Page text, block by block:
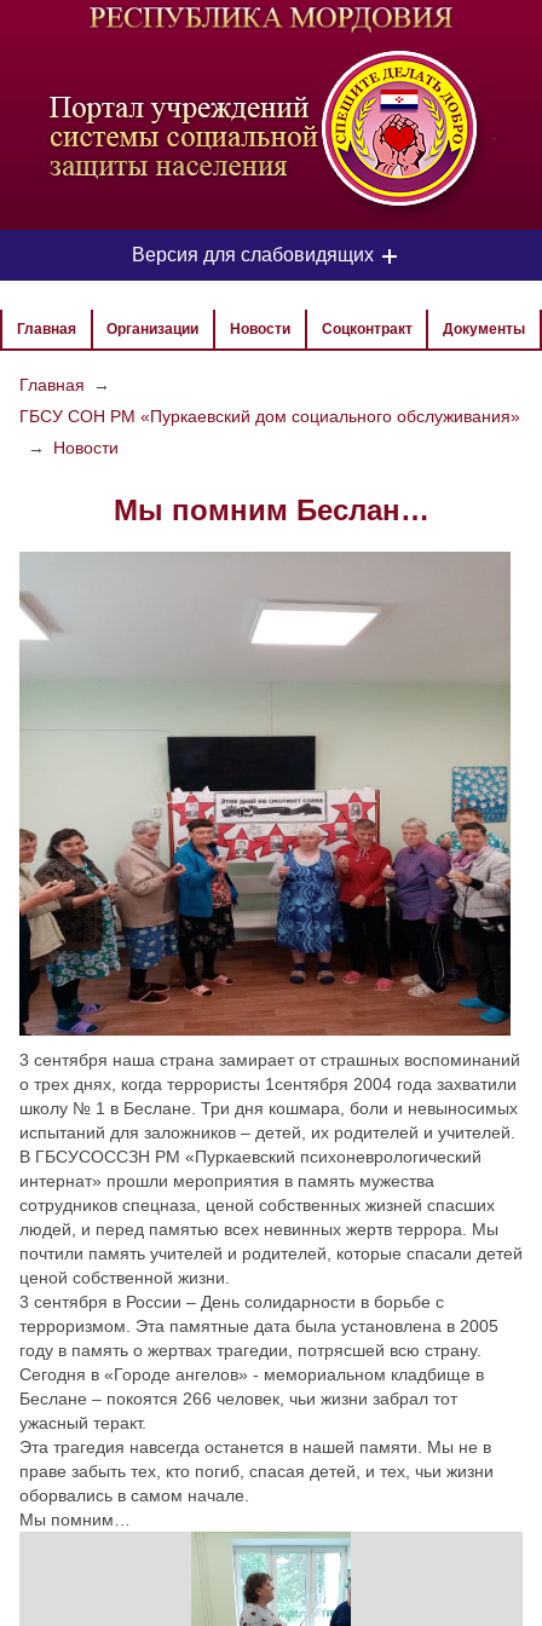
-
Версия для слабовидящих
ЦВЕТОВАЯ СХЕМА
РАЗМЕР ТЕКСТА
Настройки по умолчанию
Главная Организации Новости Соцконтракт Документы
Главная
→
ГБСУ СОН РМ «Пуркаевский дом социального обслуживания»
→
Новости
Мы помним Беслан…
3 сентября наша страна замирает от страшных воспоминаний
о трех днях, когда террористы 1сентября 2004 года захватили
школу № 1 в Беслане. Три дня кошмара, боли и невыносимых
испытаний для заложников – детей, их родителей и учителей.
В ГБСУСОССЗН РМ «Пуркаевский психоневрологический
интернат» прошли мероприятия в память мужества
сотрудников спецназа, ценой собственных жизней спасших
людей, и перед памятью всех невинных жертв террора. Мы
почтили память учителей и родителей, которые спасали детей
ценой собственной жизни.
3 сентября в России – День солидарности в борьбе с
терроризмом. Эта памятные дата была установлена в 2005
году в память о жертвах трагедии, потрясшей всю страну.
Сегодня в «Городе ангелов» - мемориальном кладбище в
Беслане – покоятся 266 человек, чьи жизни забрал тот
ужасный теракт.
Эта трагедия навсегда останется в нашей памяти. Мы не в
праве забыть тех, кто погиб, спасая детей, и тех, чьи жизни
оборвались в самом начале.
Мы помним…